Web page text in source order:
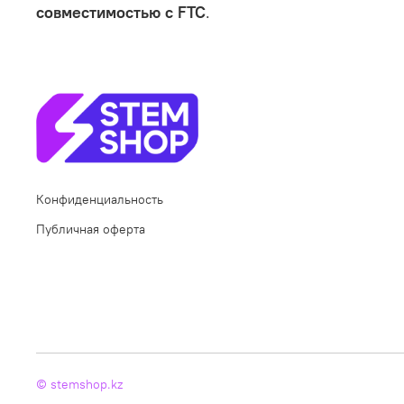
совместимостью с FTC.
Конфиденциальность
Публичная оферта
© stemshop.kz